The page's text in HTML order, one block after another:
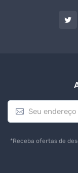
E
a
*Receba ofertas de